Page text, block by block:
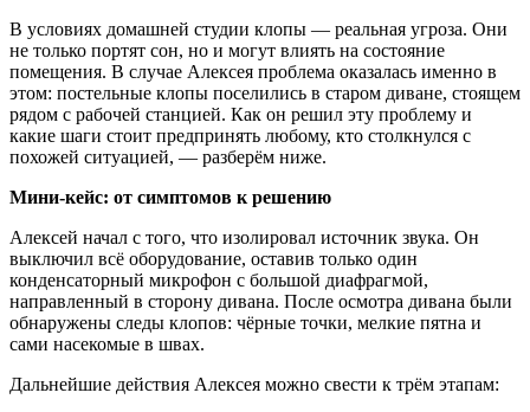
В условиях домашней студии клопы — реальная угроза. Они
не только портят сон, но и могут влиять на состояние
помещения. В случае Алексея проблема оказалась именно в
этом: постельные клопы поселились в старом диване, стоящем
рядом с рабочей станцией. Как он решил эту проблему и
какие шаги стоит предпринять любому, кто столкнулся с
похожей ситуацией, — разберём ниже.
Мини-кейс: от симптомов к решению
Алексей начал с того, что изолировал источник звука. Он
выключил всё оборудование, оставив только один
конденсаторный микрофон с большой диафрагмой,
направленный в сторону дивана. После осмотра дивана были
обнаружены следы клопов: чёрные точки, мелкие пятна и
сами насекомые в швах.
Дальнейшие действия Алексея можно свести к трём этапам: